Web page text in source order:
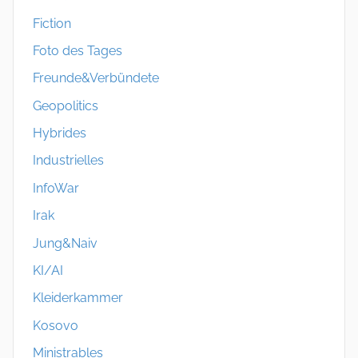
Fiction
Foto des Tages
Freunde&Verbündete
Geopolitics
Hybrides
Industrielles
InfoWar
Irak
Jung&Naiv
KI/AI
Kleiderkammer
Kosovo
Ministrables